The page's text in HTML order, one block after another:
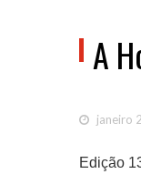
A
janeiro
Edição